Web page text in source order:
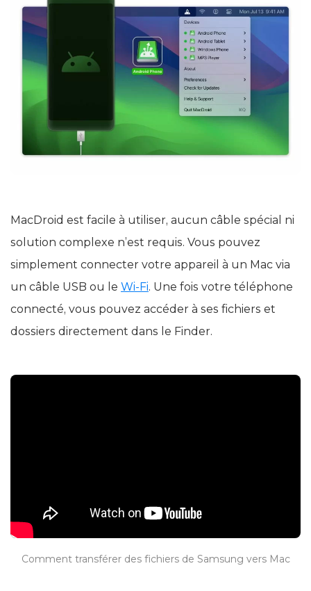
MacDroid est facile à utiliser, aucun câble spécial ni
solution complexe n’est requis. Vous pouvez
simplement connecter votre appareil à un Mac via
un câble USB ou le Wi-Fi. Une fois votre téléphone
connecté, vous pouvez accéder à ses fichiers et
dossiers directement dans le Finder.
Comment transférer des fichiers de Samsung vers Mac